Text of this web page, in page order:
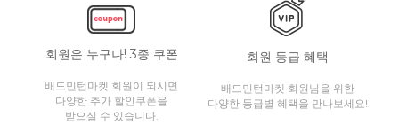
회원은 누구나! 3종 쿠폰
배드민턴마켓 회원이 되시면
다양한 추가 할인쿠폰을
받으실 수 있습니다.
회원 등급 혜택
배드민턴마켓 회원님을 위한
다양한 등급별 혜택을 만나보세요!